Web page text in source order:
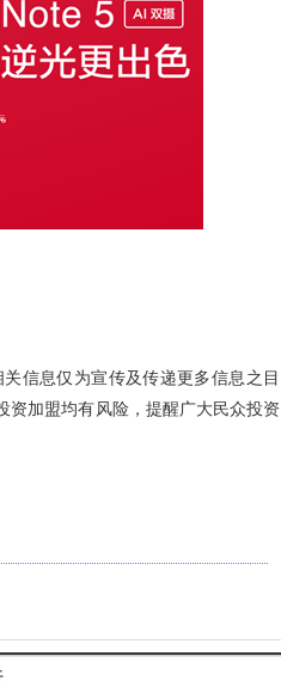
信息仅为宣传及传递更多信息之目
资加盟均有风险，提醒广大民众投资